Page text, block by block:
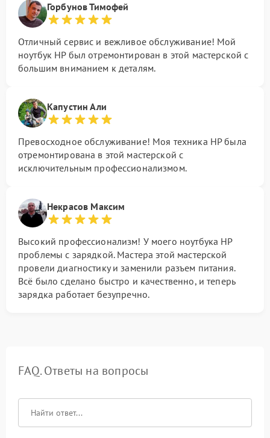
Горбунов Тимофей
Отличный сервис и вежливое обслуживание! Мой
ноутбук HP был отремонтирован в этой мастерской с
большим вниманием к деталям.
Капустин Али
Превосходное обслуживание! Моя техника HP была
отремонтирована в этой мастерской с
исключительным профессионализмом.
Некрасов Максим
Высокий профессионализм! У моего ноутбука HP
проблемы с зарядкой. Мастера этой мастерской
провели диагностику и заменили разъем питания.
Всё было сделано быстро и качественно, и теперь
зарядка работает безупречно.
FAQ. Ответы на вопросы